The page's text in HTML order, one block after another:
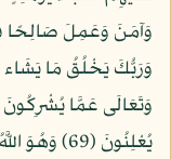
وَرَبُّكَ يَخْلُقُ مَا يَشَاء
يُعْلِنُونَ